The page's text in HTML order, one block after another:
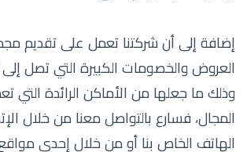
إضافة إلى أن شركتنا تعمل على تقديم
العروض والخصومات الكبيرة التي تصل
وذلك ما جعلها من الأماكن الرائدة التي
المجال، فسارع بالتواصل معنا من خلال
الهاتف الخاص بنا أو من خلال إحدى